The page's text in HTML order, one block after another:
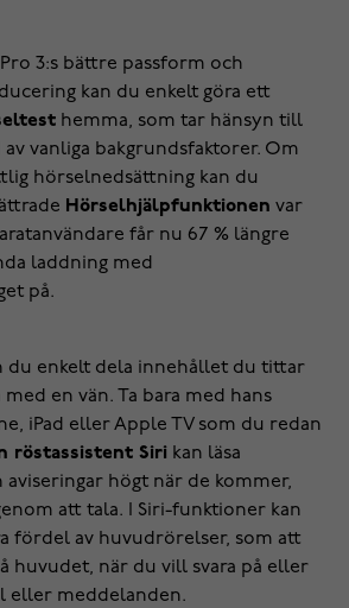
3:s bättre passform och
kan du enkelt göra ett
hemma, som tar hänsyn till
vanliga bakgrundsfaktorer. Om
hörselnedsättning kan du
Hörselhjälpfunktionen var
får nu 67 % längre
laddning med
på.
du enkelt dela innehållet du tittar
en vän. Ta bara med hans
iPad eller Apple TV som du redan
röstassistent Siri kan läsa
högt när de kommer,
att tala. I Siri-funktioner kan
fördel av huvudrörelser, som att
huvudet, när du vill svara på eller
eller meddelanden.